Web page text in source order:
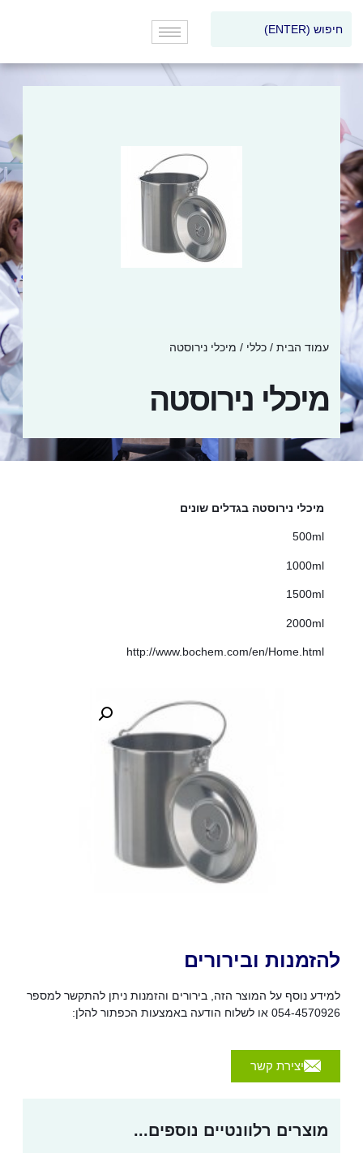
עמוד הבית / כללי / מיכלי נירוסטה
מיכלי נירוסטה
מיכלי נירוסטה בגדלים שונים
500ml
1000ml
1500ml
2000ml
http://www.bochem.com/en/Home.html
להזמנות ובירורים
למידע נוסף על המוצר הזה, בירורים והזמנות ניתן להתקשר למספר
054-4570926 או לשלוח הודעה באמצעות הכפתור להלן:
יצירת קשר
מוצרים רלוונטיים נוספים...